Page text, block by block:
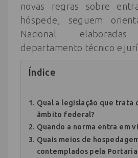
novas regras sobre
hóspede, seguem
Nacional
departamento técnico e
Índice
Qual a legislação que trata
âmbito federal?
Quando a norma entra em
Quais meios de
contemplados pela Portaria